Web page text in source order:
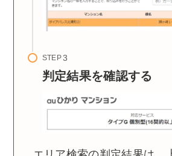
STEP
判定結果を確認する